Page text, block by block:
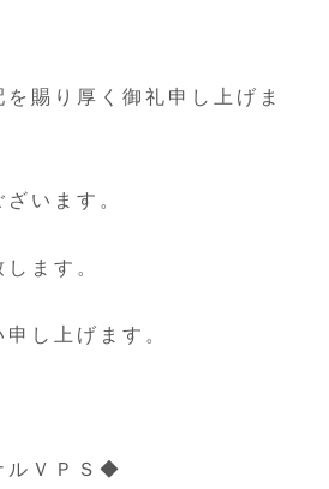
賜り厚く御礼申し上げま
います。
ます。
し上げます。
ルＶＰＳ◆